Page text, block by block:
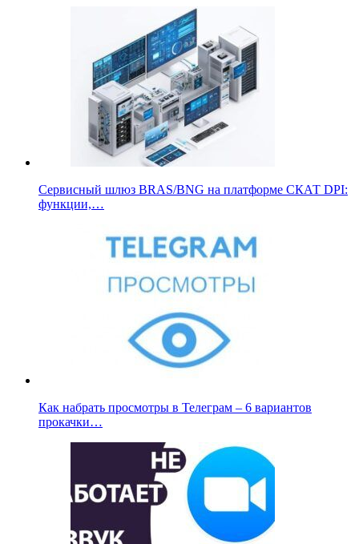
Сервисный шлюз BRAS/BNG на платформе СКАТ DPI:
функции,…
Как набрать просмотры в Телеграм – 6 вариантов
прокачки…